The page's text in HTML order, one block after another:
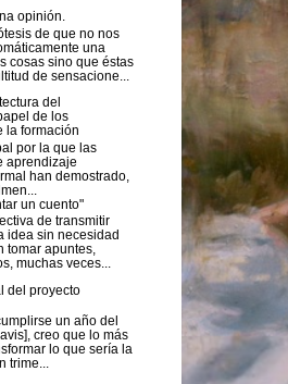
opinión.
de que no nos
una
cosas sino que éstas
de sensacione...
del
de los
la formación
por la que las
aprendizaje
han demostrado,
un cuento"
de transmitir
idea sin necesidad
tomar apuntes,
muchas veces...
del proyecto
un año del
creo que lo más
lo que sería la
trime...